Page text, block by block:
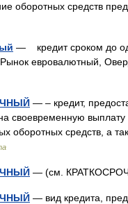
оборотных средств
— кредит сроком до
евровалютный,
— – кредит,
своевременную
оборотных средств, а
— (см.
— вид кредита,